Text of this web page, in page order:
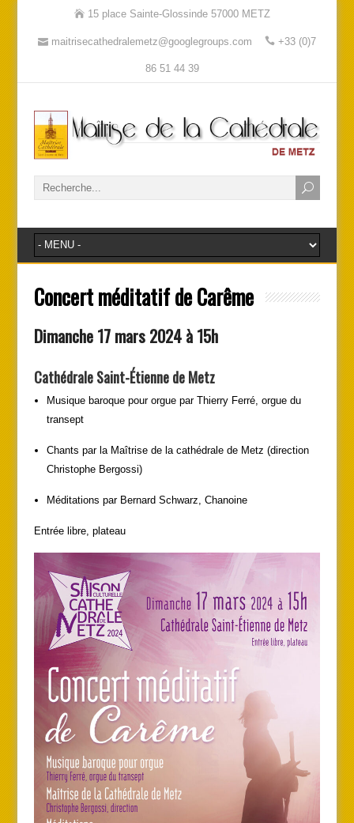
15 place Sainte-Glossinde 57000 METZ
maitrisecathedralemetz@googlegroups.com +33 (0)7
86 51 44 39
Concert méditatif de Carême
Dimanche 17 mars 2024 à 15h
Cathédrale Saint-Étienne de Metz
Musique baroque pour orgue par Thierry Ferré, orgue du
transept
Chants par la Maîtrise de la cathédrale de Metz (direction
Christophe Bergossi)
Méditations par Bernard Schwarz, Chanoine
Entrée libre, plateau